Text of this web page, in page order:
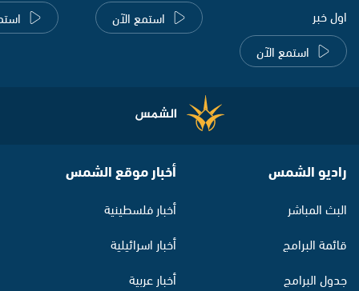
اول خبر
استمع الآن
استمع الآن
راديو الشمس
البث المباشر
قائمة البرامج
جدول البرامج
أخبار موقع الشمس
أخبار فلسطينية
أخبار اسرائيلية
أخبار عربية